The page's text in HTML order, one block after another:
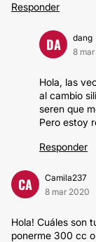
Responder
DA
dang
8
Hola, las
al cambio
seren que
Pero estoy
Responder
CA
Camila237
8 mar 2020
Hola! Cuáles son
ponerme 300 cc